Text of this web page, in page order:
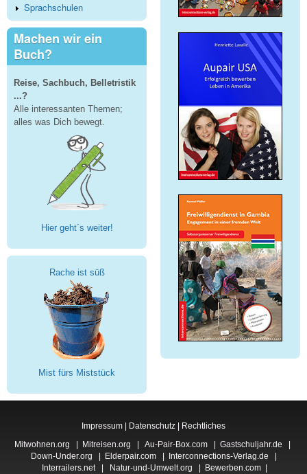
Sprachschulen
Machen wir ein
Buch?
Reise, Sachbuch, Belletristik
...?
Alle interessanten Themen;
alles was Dich bewegt.
Hier geht´s weiter!
Rache ist süß
Mist fürs Miststück
Impressum Datenschutz
Rechtliches
Mitwohnen.org
Mitreisen.org Au-Pair-Box.com Gastschuljahr.de
Down-Under.org
Elderpair.com| Interconnections-Verlag.de
Interrailers.net| Natur-und-Umwelt.org Bewerben.com